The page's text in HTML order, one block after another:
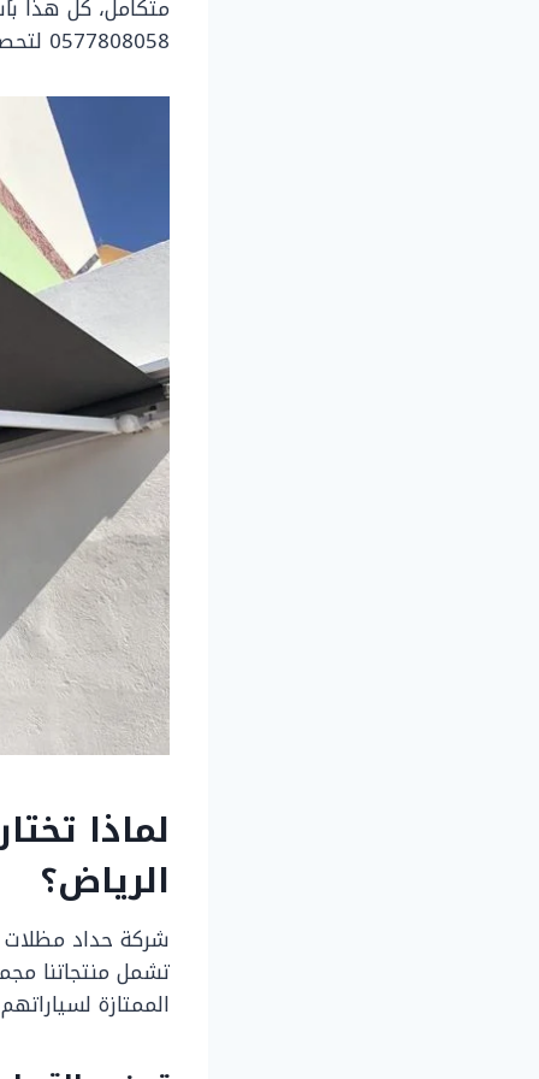
متكامل، كل هذا
0577808058 لتحصل على أفضل الحلول التي تجمع بين الراحة والأناقة والمتانة!
لماذا
الرياض؟
شركة حداد مظلات
تشمل منتجاتنا
الممتازة